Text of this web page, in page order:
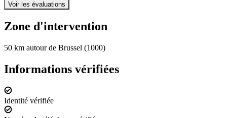
Voir les évaluations
Zone d'intervention
50 km autour de Brussel (1000)
Informations vérifiées
Identité vérifiée